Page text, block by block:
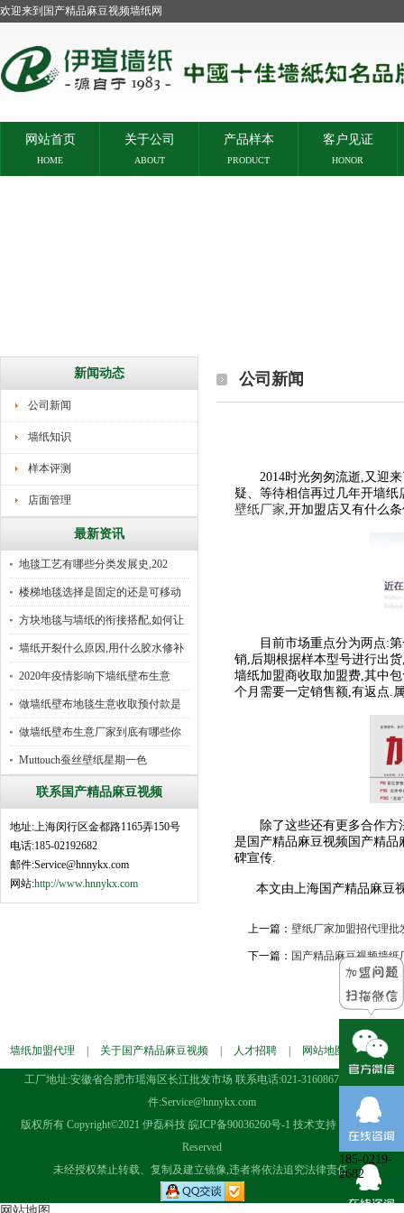
欢迎来到国产精品麻豆视频墙纸网
网站首页
HOME
关于公司
ABOUT
产品样本
PRODUCT
客户见证
HONOR
新闻动态
公司新闻
墙纸知识
样本评测
店面管理
最新资讯
地毯工艺有哪些分类发展史,202
楼梯地毯选择是固定的还是可移动
好
方块地毯与墙纸的衔接搭配,如何让
墙纸开裂什么原因,用什么胶水修补
2020年疫情影响下墙纸壁布生意
做墙纸壁布地毯生意收取预付款是
行
做墙纸壁布生意厂家到底有哪些你
所
Muttouch蚕丝壁纸星期一色
联系国产精品麻豆视频
地址:上海闵行区金都路1165弄150号
电话:185-02192682
邮件:Service@hnnykx.com
网站:http://www.hnnykx.com
公司新闻
2014时光匆匆流逝,又迎来
疑、等待相信再过几年开
壁纸厂家,开加盟店又有什么
目前市场重点分为两点:第
销,后期根据样本型号进行出
墙纸加盟商收取加盟费,其中
个月需要一定销售额,有返点.
除了这些还有更多合作方法,
是国产精品麻豆视频国产精
碑宣传.
本文由上海国产精品麻豆视
上一篇： 壁纸厂家加盟招代理批
下一篇： 国产精品麻豆视频墙
墙纸加盟代理 关于国产精品麻豆视频 人才招聘 网站地图 | 墙纸样
本
工厂地址:安徽省合肥市瑶海区长江批发市场 联系电话:021-31608676 电子邮
件:Service@hnnykx.com
版权所有 Copyright©2021 伊磊科技 皖ICP备90036260号-1 技术支持 All Rights
Reserved
未经授权禁止转载、复制及建立镜像,违者将依法追究法律责任.
185-0219-
2682